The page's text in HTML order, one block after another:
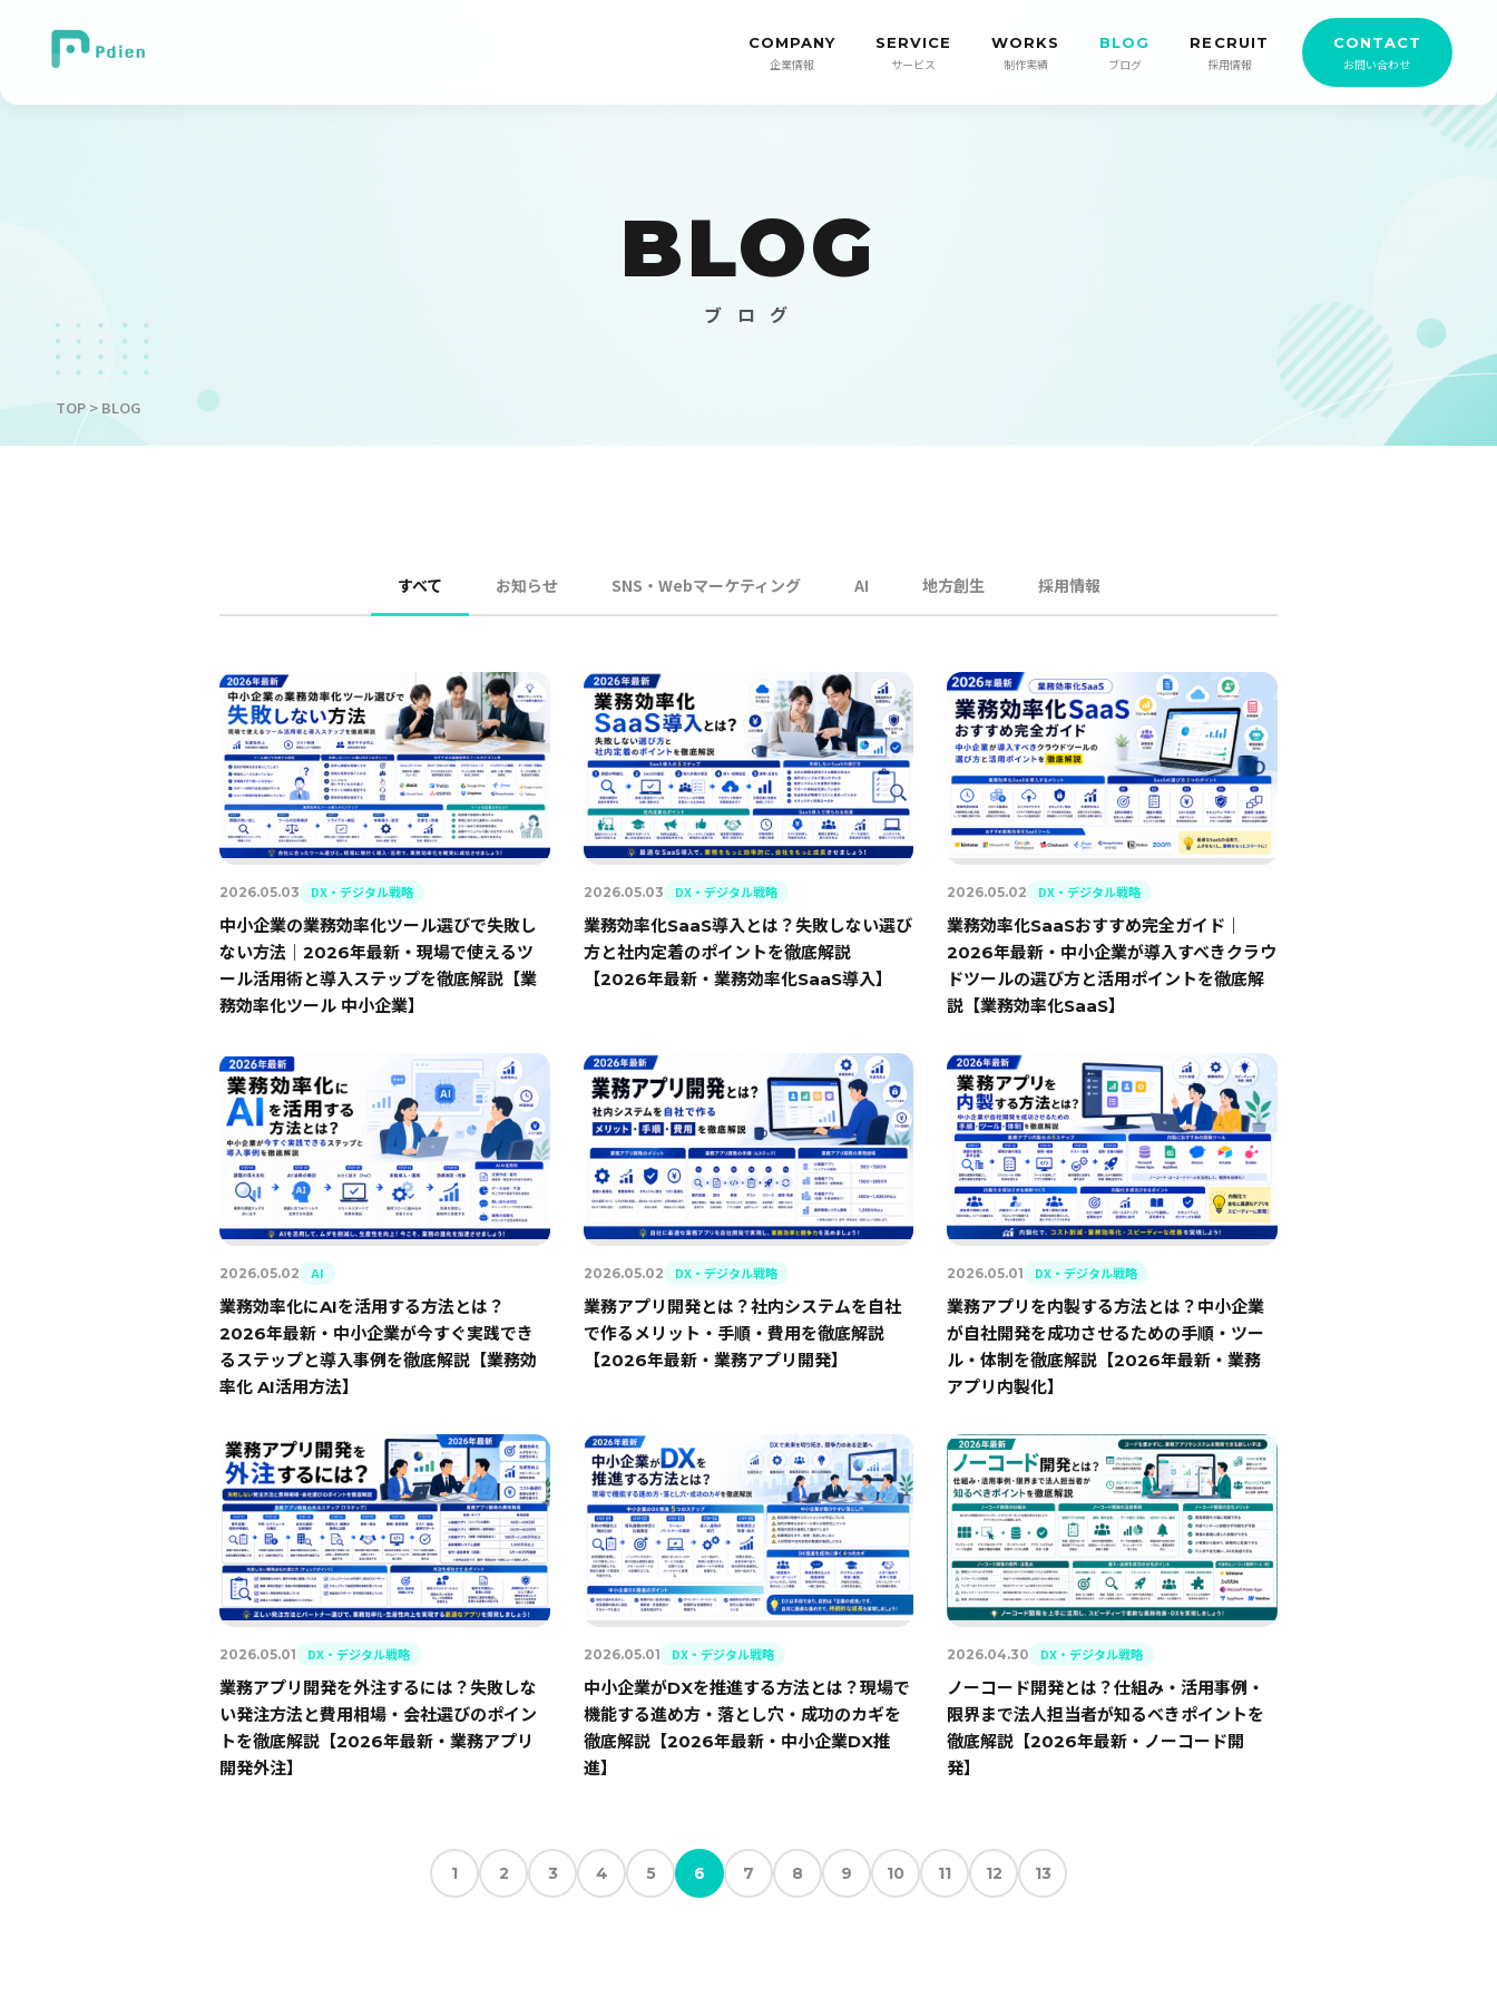
COMPANY
企業情報
SERVICE
サービス
WORKS
制作実績
BLOG
ブログ
RECRUIT
採用情報
CONTACT
お問い合わせ
BLOG
ブ ロ グ
TOP> BLOG
すべて お知らせ SNS・Webマーケティング AI 地方創生 採用情報
2026.05.03 DX・デジタル戦略
中小企業の業務効率化ツール選びで失敗し
ない方法｜2026年最新・現場で使えるツ
ール活用術と導入ステップを徹底解説【業
務効率化ツール 中小企業】
2026.05.03 DX・デジタル戦略
業務効率化SaaS導入とは？失敗しない選び
方と社内定着のポイントを徹底解説
【2026年最新・業務効率化SaaS導入】
2026.05.02 DX・デジタル戦略
業務効率化SaaSおすすめ完全ガイド｜
2026年最新・中小企業が導入すべきクラウ
ドツールの選び方と活用ポイントを徹底解
説【業務効率化SaaS】
2026.05.02 AI
業務効率化にAIを活用する方法とは？
2026年最新・中小企業が今すぐ実践でき
るステップと導入事例を徹底解説【業務効
率化 AI活用方法】
2026.05.02 DX・デジタル戦略
業務アプリ開発とは？社内システムを自社
で作るメリット・手順・費用を徹底解説
【2026年最新・業務アプリ開発】
2026.05.01 DX・デジタル戦略
業務アプリを内製する方法とは？中小企業
が自社開発を成功させるための手順・ツー
ル・体制を徹底解説【2026年最新・業務
アプリ内製化】
2026.05.01 DX・デジタル戦略
業務アプリ開発を外注するには？失敗しな
い発注方法と費用相場・会社選びのポイン
トを徹底解説【2026年最新・業務アプリ
開発外注】
2026.05.01 DX・デジタル戦略
中小企業がDXを推進する方法とは？現場で
機能する進め方・落とし穴・成功のカギを
徹底解説【2026年最新・中小企業DX推
進】
2026.04.30 DX・デジタル戦略
ノーコード開発とは？仕組み・活用事例・
限界まで法人担当者が知るべきポイントを
徹底解説【2026年最新・ノーコード開
発】
1 2 3 4 5 6 7 8 9 10 11 12 13